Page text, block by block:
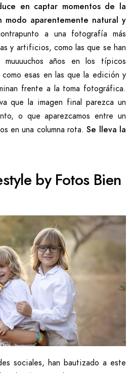
en captar momentos de la
aparentemente natural y
a una fotografía más
y artificios, como las que se han
años en los típicos
esas en las que la edición y
frente a la toma fotográfica.
que la imagen final parezca un
o que aparezcamos entre un
en una columna rota.Se lleva la
by Fotos Bien
sociales, han bautizado a este